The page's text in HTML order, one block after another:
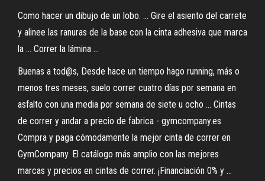
Como hacer un dibujo de un lobo. ... Gire el asiento del carrete
y alinee las ranuras de la base con la cinta adhesiva que marca
la ... Correr la lámina ...
Buenas a tod@s, Desde hace un tiempo hago running, más o
menos tres meses, suelo correr cuatro días por semana en
asfalto con una media por semana de siete u ocho ... Cintas
de correr y andar a precio de fabrica - gymcompany.es
Compra y paga cómodamente la mejor cinta de correr en
GymCompany. El catálogo más amplio con las mejores
marcas y precios en cintas de correr. ¡Financiación 0% y ...